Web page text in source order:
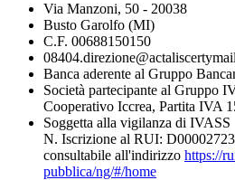
Via Manzoni, 50 - 20038
Busto Garolfo (MI)
C.F. 00688150150
Banca aderente al Gruppo
Società partecipante al Gruppo
Cooperativo Iccrea, Partita IVA
Soggetta alla vigilanza di IVASS
N. Iscrizione al RUI:
consultabile all'indirizzo https://
pubblica/ng/#/home